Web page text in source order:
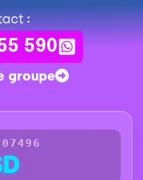
:
590
groupe